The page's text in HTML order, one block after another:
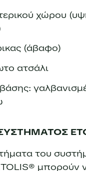
χώρου
(άβαφο)
ατσάλι
του
μπορούν